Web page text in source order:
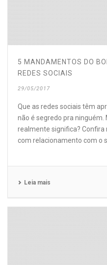
5 MANDAMENTOS DO
REDES SOCIAIS
29/05/2017
Que as redes sociais têm
não é segredo pra ninguém.
realmente significa?
com relacionamento com o
Leia mais